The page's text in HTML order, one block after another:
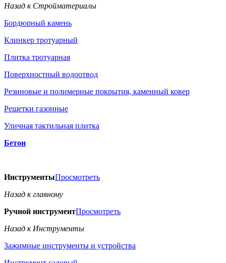
Назад к Стройматериалы
Бордюрный камень
Клинкер тротуарный
Плитка тротуарная
Поверхностный водоотвод
Резиновые и полимерные покрытия, каменный ковер
Решетки газонные
Уличная тактильная плитка
Бетон
ИнструментыПросмотреть
Назад к главному
Ручной инструментПросмотреть
Назад к Инструменты
Зажимные инструменты и устройства